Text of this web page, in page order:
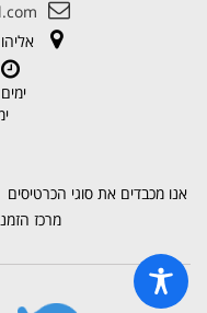
אליהו שמיר
ימים
אנו מכבדים את סוגי הכרטיסים
מרכז